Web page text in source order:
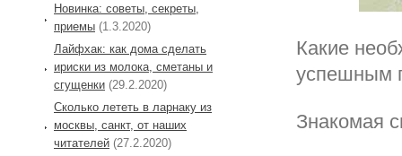
Какие
успешным
Знакомая
Новинка: советы, секреты,
приемы (1.3.2020)
Лайфхак: как дома сделать
ириски из молока, сметаны и
сгущенки (29.2.2020)
Сколько лететь в ларнаку из
москвы, санкт, от наших
читателей (27.2.2020)